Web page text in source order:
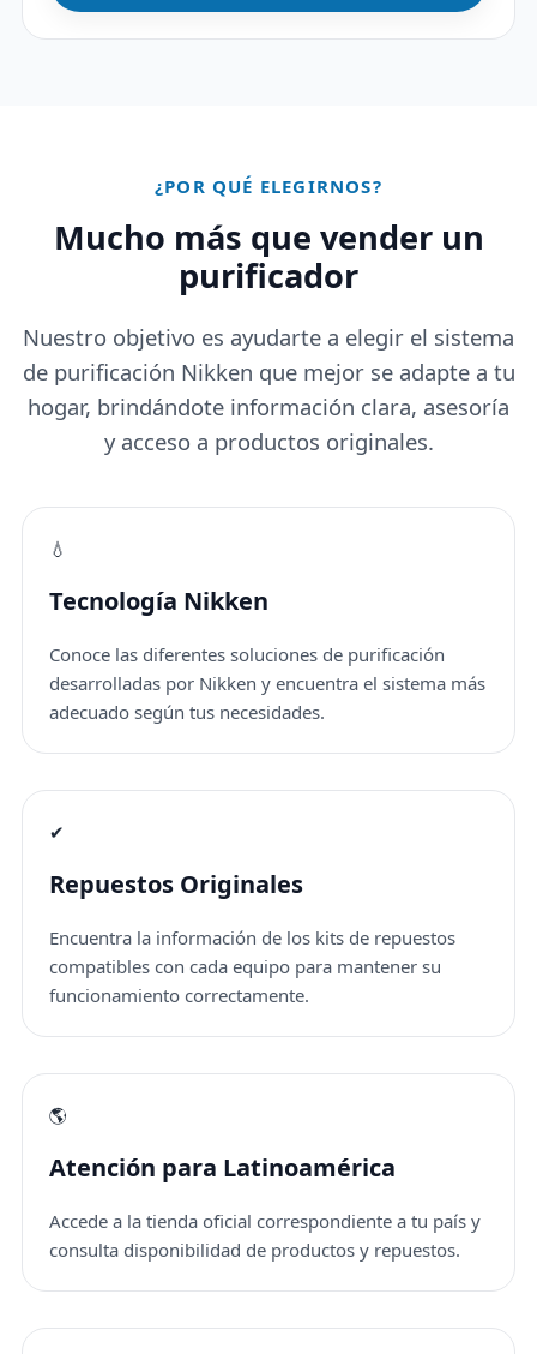
¿POR QUÉ ELEGIRNOS?
Mucho más que vender un
purificador
Nuestro objetivo es ayudarte a elegir el sistema
de purificación Nikken que mejor se adapte a tu
hogar, brindándote información clara, asesoría
y acceso a productos originales.
💧
Tecnología Nikken
Conoce las diferentes soluciones de purificación
desarrolladas por Nikken y encuentra el sistema más
adecuado según tus necesidades.
✔
Repuestos Originales
Encuentra la información de los kits de repuestos
compatibles con cada equipo para mantener su
funcionamiento correctamente.
🌎
Atención para Latinoamérica
Accede a la tienda oficial correspondiente a tu país y
consulta disponibilidad de productos y repuestos.